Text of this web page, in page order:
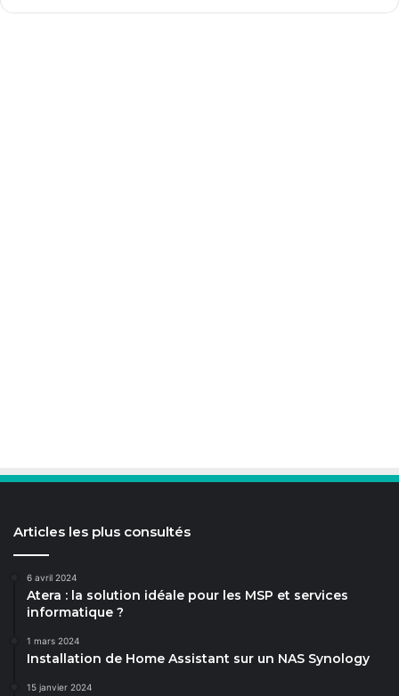
Articles les plus consultés
6 avril 2024
Atera : la solution idéale pour les MSP et services
informatique ?
1 mars 2024
Installation de Home Assistant sur un NAS Synology
15 janvier 2024